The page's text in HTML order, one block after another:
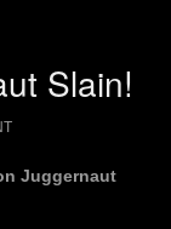
Slain!
Juggernaut